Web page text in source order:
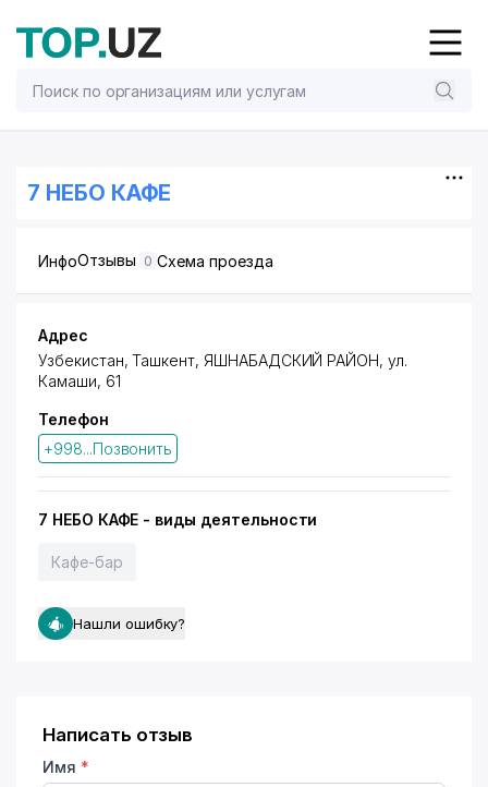
7 НЕБО КАФЕ
ИнфоОтзывы 0 Схема проезда
Адрес
Узбекистан,Ташкент, ЯШНАБАДСКИЙ РАЙОН,ул.
Камаши, 61
Телефон
+998...Позвонить
7 НЕБО КАФЕ - виды деятельности
Кафе-бар
Нашли ошибку?
Написать отзыв
Имя *